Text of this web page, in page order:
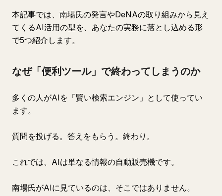
本記事では、南場氏の発言やDeNAの取り組みから見え
てくるAI活用の型を、あなたの実務に落とし込める形
で5つ紹介します。
なぜ「便利ツール」で終わってしまうのか
多くの人がAIを「賢い検索エンジン」として使ってい
ます。
質問を投げる。答えをもらう。終わり。
これでは、AIは単なる情報の自動販売機です。
南場氏がAIに見ているのは、そこではありません。